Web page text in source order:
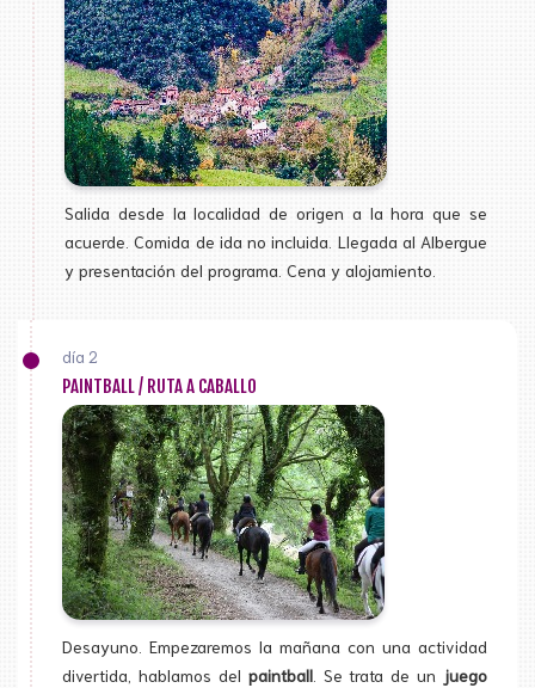
Salida desde la localidad de origen a la hora que se
acuerde. Comida de ida no incluida. Llegada al Albergue
y presentación del programa. Cena y alojamiento.
día 2
PAINTBALL / RUTA A CABALLO
Desayuno. Empezaremos la mañana con una actividad
divertida, hablamos del paintball. Se trata de un juego